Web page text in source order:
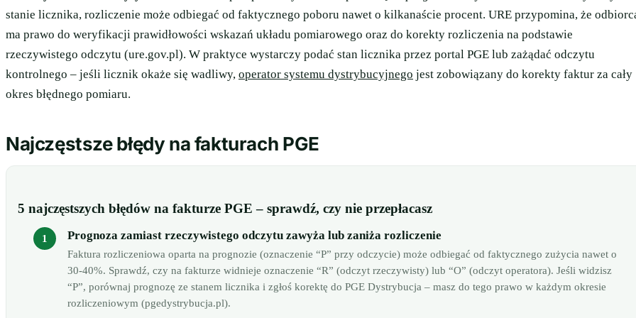
stanie licznika, rozliczenie może odbiegać od faktycznego poboru nawet o kilkanaście procent. URE przypomina, że
ma prawo do weryfikacji prawidłowości wskazań układu pomiarowego oraz do korekty rozliczenia na podstawie
rzeczywistego odczytu (ure.gov.pl). W praktyce wystarczy podać stan licznika przez portal PGE lub zażądać odczytu
kontrolnego – jeśli licznik okaże się wadliwy, operator systemu dystrybucyjnego jest zobowiązany do korekty faktur za cały
okres błędnego pomiaru.
Najczęstsze błędy na fakturach PGE
5 najczęstszych błędów na fakturze PGE – sprawdź, czy nie przepłacasz
Prognoza zamiast rzeczywistego odczytu zawyża lub zaniża rozliczenie
Faktura rozliczeniowa oparta na prognozie (oznaczenie “P” przy odczycie) może odbiegać od faktycznego zużycia nawet o
30-40%. Sprawdź, czy na fakturze widnieje oznaczenie “R” (odczyt rzeczywisty) lub “O” (odczyt operatora). Jeśli widzisz
“P”, porównaj prognozę ze stanem licznika i zgłoś korektę do PGE Dystrybucja – masz do tego prawo w każdym okresie
rozliczeniowym (pgedystrybucja.pl).